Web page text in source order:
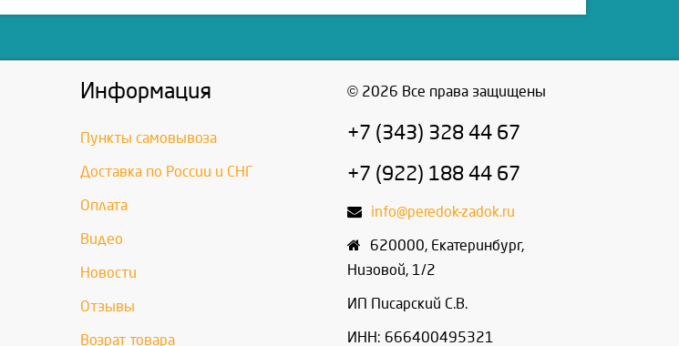
Информация
Пункты самовывоза
Доставка по России и СНГ
Оплата
Видео
Новости
Отзывы
Возрат товара
© 2026 Все права защищены
+7 (343) 328 44 67
+7 (922) 188 44 67
info@peredok-zadok.ru
620000, Екатеринбург,
Низовой, 1/2
ИП Писарский С.В.
ИНН: 666400495321